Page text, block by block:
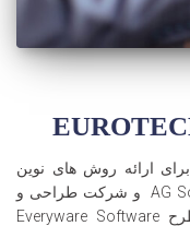
شرکت های AG Software و EUROTECH برای ارائه روش های نوین
اینترنت اشیا باهم کار میکنند شرکت AG Software و شرکت طراحی و
ساخت EUROTECH برای یکسان سازی طرح Everyware Software